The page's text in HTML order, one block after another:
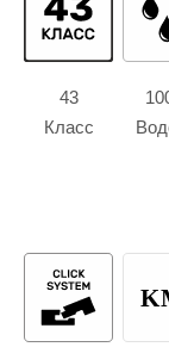
43
Класс